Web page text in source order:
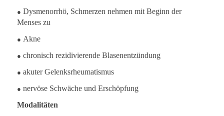
● Dysmenorrhö, Schmerzen nehmen mit Beginn der
Menses zu
● Akne
● chronisch rezidivierende Blasenentzündung
● akuter Gelenksrheumatismus
● nervöse Schwäche und Erschöpfung
Modalitäten